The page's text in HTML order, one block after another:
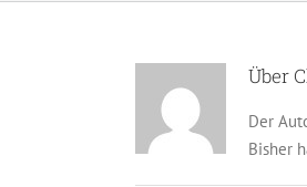
Über
Der
Bisher